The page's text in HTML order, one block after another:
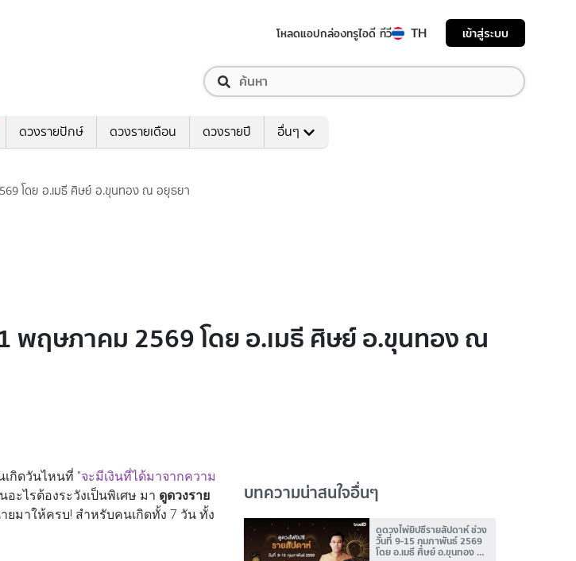
โหลดแอปกล่องทรูไอดี ทีวี TH เข้าสู่ระบบ
ดวงรายปักษ์ ดวงรายเดือน ดวงรายปี อื่นๆ
โดย อ.เมธี ศิษย์ อ.ขุนทอง ณ อยุธยา
พฤษภาคม 2569 โดย อ.เมธี ศิษย์ อ.ขุนทอง ณ
กิดวันไหนที่ "จะมีเงินที่ได้มาจากความ
ะไรต้องระวังเป็นพิเศษ มา ดูดวงราย
ยมาให้ครบ! สำหรับคนเกิดทั้ง 7 วัน ทั้ง
บทความน่าสนใจอื่นๆ
ดูดวงไพ่ยิปซีรายสัปดาห์ ช่วง
วันที่ 9-15 กุมภาพันธ์ 2569
โดย อ.เมธี ศิษย์ อ.ขุนทอง ณ